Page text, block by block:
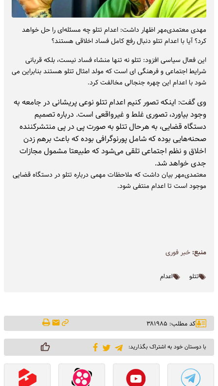
مهدی معتمدی‌‌مهر اظهار داشت: اعدام تتلو چه مسئله‌‌ای را حل خواهد
کرد؟ آیا با اعدام تتلو دنبال رفع کامل فساد اخلاقی هستند؟
این فعال سیاسی افزود: تتلو نه تنها منشاء فساد نیست، بلکه قربانی
شرایط اجتماعی و فرهنگی ای است که مولد امثال تتلو هستند بنابراین می
شود با اعدام این چهره جنجالی مخالفت کرد.
وی گفت: اینکه تصور کنیم اعدام تتلو نوعی پریشانی در جامعه به
وجود بیاورد، تصوری غلط و غیرواقعی است. درباره تصمیم
دستگاه قضایی، به هرحال تتلو به صورت پی در پی منتشرکننده
صحنه‌هایی بوده که شامل پورنوگرافی بوده که باعث برهم زدن
اخلاق و نظم اجتماعی تلقی می‌شود که طبیعتا مشمول مجازات
جدی خواهد شد.
معتمدی‌‌مهر بیان داشت که ملاحظات مهمی درباره تتلو در دستگاه قضایی
موجود است تا اعدام منتفی شود.
منبع:خبر فوری
تتلو اعدام
کد مطلب: ۳۸۱۹۸۵
با دوستان خود به اشتراک بگذارید: